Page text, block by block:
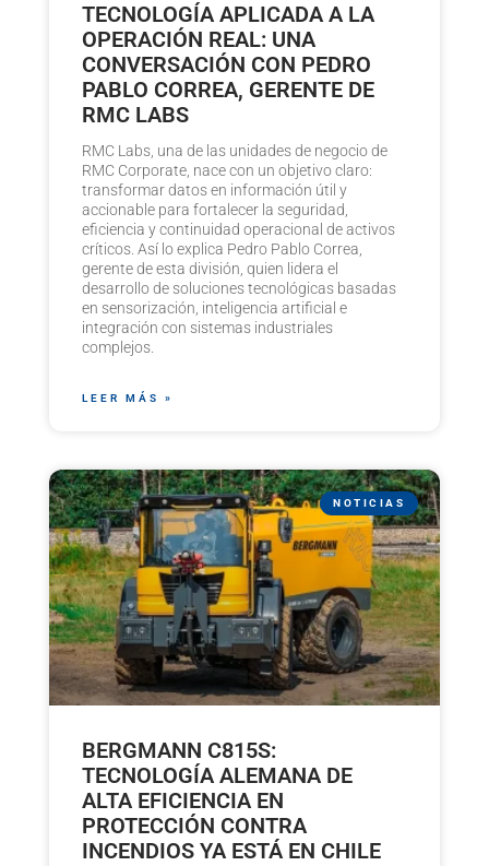
TECNOLOGÍA APLICADA A LA
OPERACIÓN REAL: UNA
CONVERSACIÓN CON PEDRO
PABLO CORREA, GERENTE DE
RMC LABS
RMC Labs, una de las unidades de negocio de
RMC Corporate, nace con un objetivo claro:
transformar datos en información útil y
accionable para fortalecer la seguridad,
eficiencia y continuidad operacional de activos
críticos. Así lo explica Pedro Pablo Correa,
gerente de esta división, quien lidera el
desarrollo de soluciones tecnológicas basadas
en sensorización, inteligencia artificial e
integración con sistemas industriales
complejos.
LEER MÁS »
NOTICIAS
BERGMANN C815S:
TECNOLOGÍA ALEMANA DE
ALTA EFICIENCIA EN
PROTECCIÓN CONTRA
INCENDIOS YA ESTÁ EN CHILE